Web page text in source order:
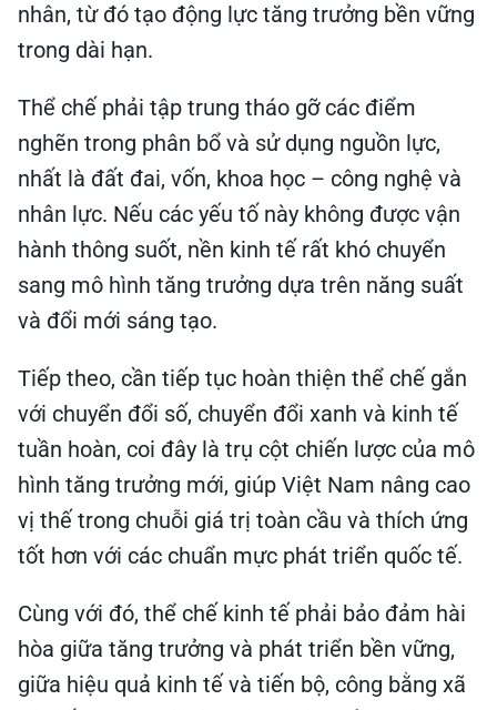
nhân, từ đó tạo động lực tăng trưởng bền vững
trong dài hạn.
Thể chế phải tập trung tháo gỡ các điểm
nghẽn trong phân bổ và sử dụng nguồn lực,
nhất là đất đai, vốn, khoa học – công nghệ và
nhân lực. Nếu các yếu tố này không được vận
hành thông suốt, nền kinh tế rất khó chuyển
sang mô hình tăng trưởng dựa trên năng suất
và đổi mới sáng tạo.
Tiếp theo, cần tiếp tục hoàn thiện thể chế gắn
với chuyển đổi số, chuyển đổi xanh và kinh tế
tuần hoàn, coi đây là trụ cột chiến lược của mô
hình tăng trưởng mới, giúp Việt Nam nâng cao
vị thế trong chuỗi giá trị toàn cầu và thích ứng
tốt hơn với các chuẩn mực phát triển quốc tế.
Cùng với đó, thể chế kinh tế phải bảo đảm hài
hòa giữa tăng trưởng và phát triển bền vững,
giữa hiệu quả kinh tế và tiến bộ, công bằng xã